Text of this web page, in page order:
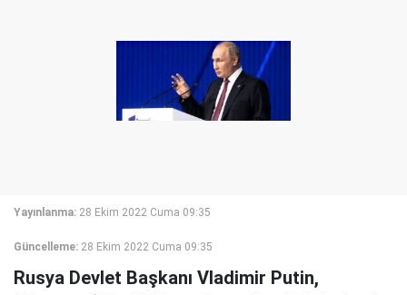
Yayınlanma: 28 Ekim 2022 Cuma 09:35
Güncelleme: 28 Ekim 2022 Cuma 09:35
Rusya Devlet Başkanı Vladimir Putin,